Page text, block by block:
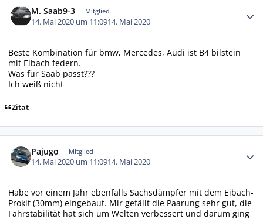
M. Saab9-3 Mitglied
14. Mai 2020 um 11:0914. Mai 2020
Beste Kombination für bmw, Mercedes, Audi ist B4 bilstein
mit Eibach federn.
Was für Saab passt???
Ich weiß nicht
Zitat
Pajugo Mitglied
14. Mai 2020 um 11:0914. Mai 2020
Habe vor einem Jahr ebenfalls Sachsdämpfer mit dem Eibach-
Prokit (30mm) eingebaut. Mir gefällt die Paarung sehr gut, die
Fahrstabilität hat sich um Welten verbessert und darum ging